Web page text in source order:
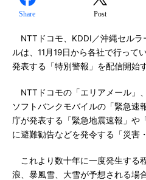
Share Post
NTTドコモ、KDDI／沖縄セルラ
ルは、11月19日から各社で行って
発表する「特別警報」を配信開始す
NTTドコモの「エリアメール」
ソフトバンクモバイルの「緊急速
庁が発表する「緊急地震速報」や
に避難勧告などを発令する「災害
これより数十年に一度発生する
浪、暴風雪、大雪が予想される場